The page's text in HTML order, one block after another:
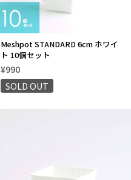
Meshpot STANDARD 6cm ホワイ
ト 10個セット
¥990
SOLD OUT